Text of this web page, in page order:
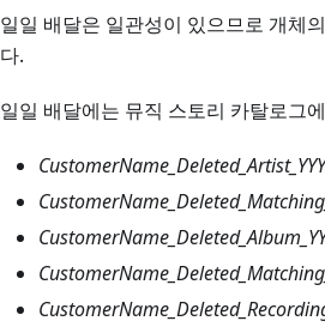
일일 배달은 일관성이 있으므로 개체
다.
일일 배달에는 뮤직 스토리 카탈로그